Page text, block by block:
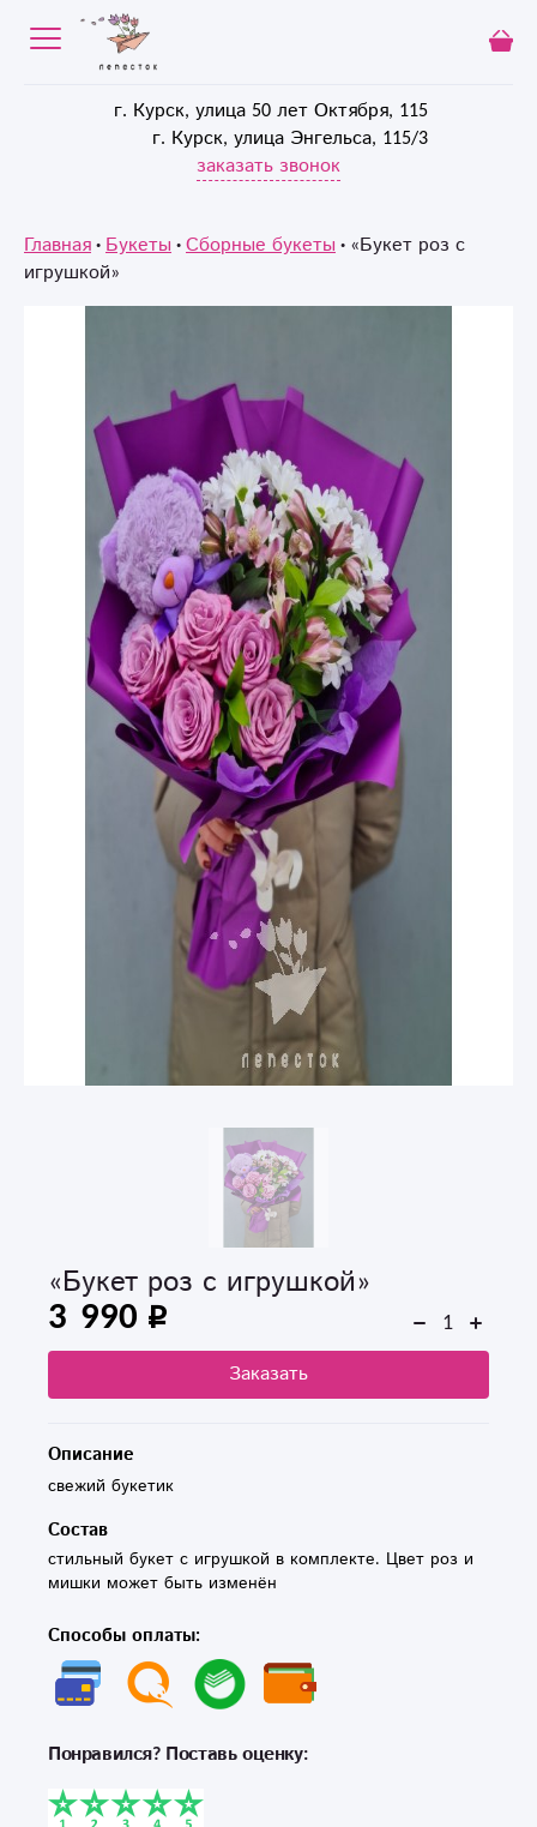
г. Курск, улица 50 лет Октября, 115
г. Курск, улица Энгельса, 115/3
заказать звонок
Главная Букеты Сборные букеты «Букет роз с
игрушкой»
«Букет роз с игрушкой»
3 990
Заказать
Описание
свежий букетик
Состав
стильный букет с игрушкой в комплекте. Цвет роз и
Способы оплаты:
Понравился? Поставь оценку: